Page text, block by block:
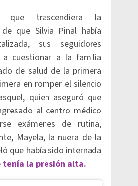
que trascendiera la
que Silvia Pinal había
sus seguidores
a cuestionar a la familia
de salud de la primera
en romper el silencio
quien aseguró que
al centro médico
exámenes de rutina,
Mayela, la nuera de la
que había sido internada
tenía la presión alta.